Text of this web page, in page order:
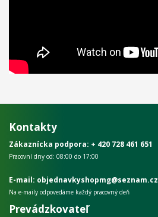
Kontakty
Zákaznícka podpora: + 420 728 461 651
Pracovní dny od: 08:00 do 17:00
E-mail: objednavkyshopmg@seznam.cz
Na e-maily odpovedáme každý pracovný deň
Prevádzkovateľ